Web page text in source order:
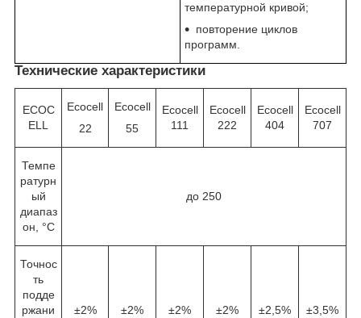
температурной кривой;
повторение циклов
программ.
Технические характеристики
ECOC
ELL
Ecocell
22
Ecocell
55
Ecocell
111
Ecocell
222
Ecocell
404
Ecocell
707
Темпе
ратурн
ый
диапаз
он, °С
до 250
Точнос
ть
подде
ржани
±2% ±2% ±2% ±2% ±2,5% ±3,5%